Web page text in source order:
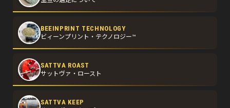
BEEINPRINT TECHNOLOGY
ビィーンプリント・テクノロジー™
SATTVA ROAST
サットヴァ・ロースト
SATTVA KEEP